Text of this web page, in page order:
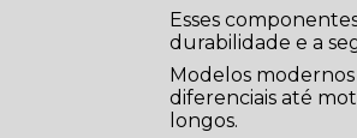
Esses
durabilidade e a
Modelos
diferenciais até
longos.